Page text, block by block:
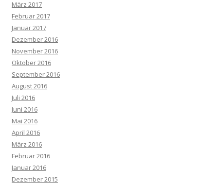
März 2017
Februar 2017
Januar 2017
Dezember 2016
November 2016
Oktober 2016
September 2016
August 2016
Juli 2016
Juni 2016
Mai 2016
April 2016
März 2016
Februar 2016
Januar 2016
Dezember 2015